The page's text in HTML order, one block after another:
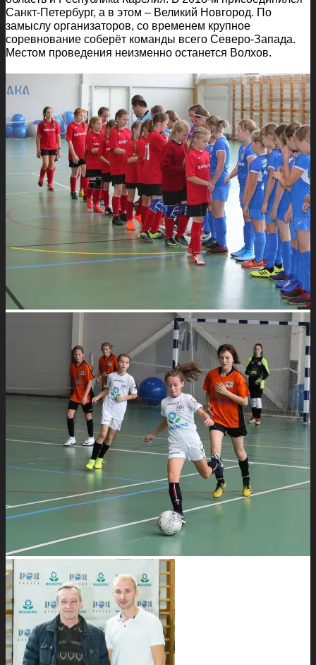
Санкт-Петербург, а в этом – Великий Новгород. По
замыслу организаторов, со временем крупное
соревнование соберёт команды всего Северо-Запада.
Местом проведения неизменно останется Волхов.